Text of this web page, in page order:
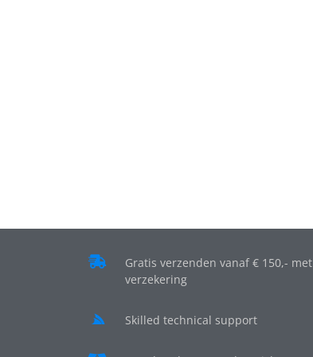
Gratis verzenden vanaf € 150,- met
verzekering
Skilled technical support